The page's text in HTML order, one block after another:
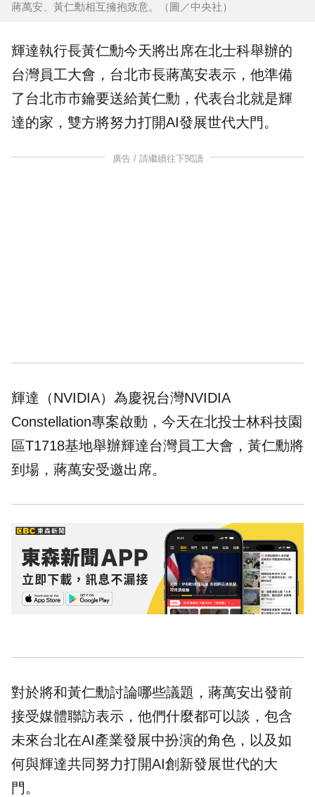
蔣萬安、黃仁勳相互擁抱致意。（圖／中央社）
輝達執行長黃仁勳今天將出席在北士科舉辦的
台灣員工大會， 台北市長蔣萬安表示，他準備
了台北市市鑰要送給黃仁勳，代表台北就是輝
達的家，雙方將努力打開AI發展世代大門。
廣告 / 請繼續往下閱讀
輝達（NVIDIA）為慶祝台灣NVIDIA
Constellation專案啟動，今天在北投士林科技園
區T1718基地舉辦輝達台灣員工大會，黃仁勳將
到場，蔣萬安受邀出席。
對於將和黃仁勳討論哪些議題，蔣萬安出發前
接受媒體聯訪表示，他們什麼都可以談，包含
未來台北在AI產業發展中扮演的角色，以及如
何與輝達共同努力打開AI創新發展世代的大
門。